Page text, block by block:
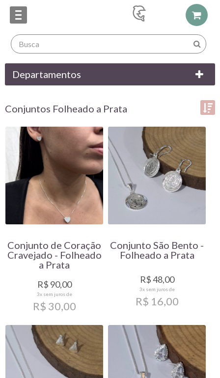
Departamentos
Conjuntos Folheado a Prata
Ordenar por:
Exibir até:
COMPARAR PRODUTOS (0)
Conjunto de Coração
Cravejado - Folheado
a Prata
R$ 90,00
3xsem juros de
R$ 30,00
Conjunto São Bento -
Folheado a Prata
R$ 48,00
3xsem juros de
R$ 16,00